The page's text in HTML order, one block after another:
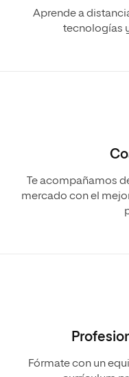
Aprende a
tecnologías
Te acompañamos
mercado con el
Fórmate con un